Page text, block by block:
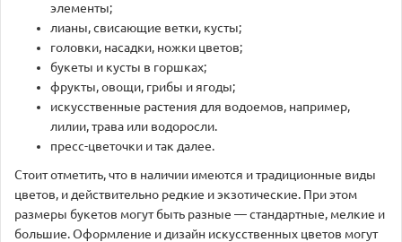
элементы;
лианы, свисающие ветки, кусты;
головки, насадки, ножки цветов;
букеты и кусты в горшках;
фрукты, овощи, грибы и ягоды;
искусственные растения для водоемов, например,
лилии, трава или водоросли.
пресс-цветочки и так далее.
Стоит отметить, что в наличии имеются и традиционные виды
цветов, и действительно редкие и экзотические. При этом
размеры букетов могут быть разные — стандартные, мелкие и
большие. Оформление и дизайн искусственных цветов могут